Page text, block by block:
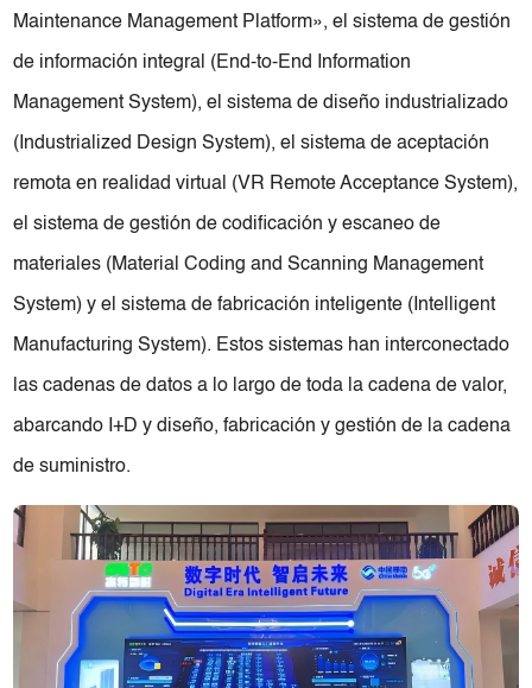
Maintenance Management Platform», el sistema de gestión
de información integral (End-to-End Information
Management System), el sistema de diseño industrializado
(Industrialized Design System), el sistema de aceptación
remota en realidad virtual (VR Remote Acceptance System),
el sistema de gestión de codificación y escaneo de
materiales (Material Coding and Scanning Management
System) y el sistema de fabricación inteligente (Intelligent
Manufacturing System). Estos sistemas han interconectado
las cadenas de datos a lo largo de toda la cadena de valor,
abarcando I+D y diseño, fabricación y gestión de la cadena
de suministro.